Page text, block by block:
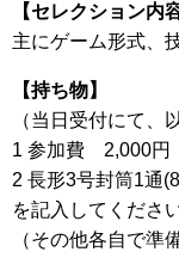
【セレクション内容
主にゲーム形式、
【持ち物】
（当日受付にて、
1 参加費 2,000円
2 長形3号封筒1通
を記入してくださ
（その他各自で準